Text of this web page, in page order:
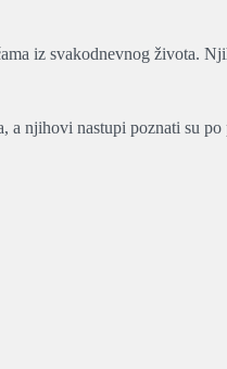
iz svakodnevnog života.
njihovi nastupi poznati su po